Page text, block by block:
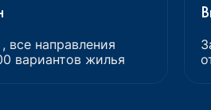
все направления
вариантов жилья